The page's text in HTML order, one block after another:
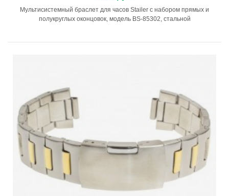
Мультисистемный браслет для часов Stailer с набором прямых и
полукруглых оконцовок, модель BS-85302, стальной